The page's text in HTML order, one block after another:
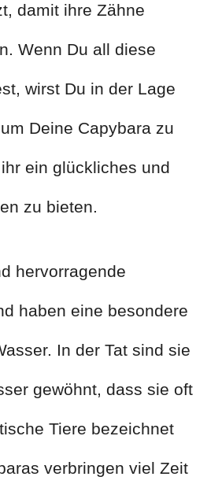
damit ihre Zähne
Wenn Du all diese
wirst Du in der Lage
Deine Capybara zu
ein glückliches und
zu bieten.
hervorragende
haben eine besondere
In der Tat sind sie
gewöhnt, dass sie oft
Tiere bezeichnet
verbringen viel Zeit